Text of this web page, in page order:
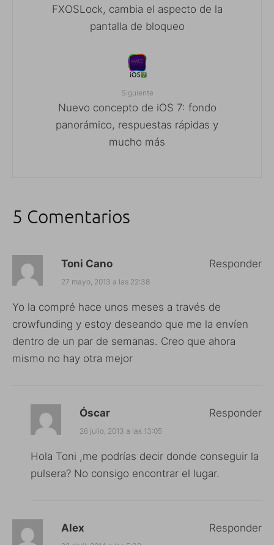
FXOSLock, cambia el aspecto de la
pantalla de bloqueo
Siguiente
Nuevo concepto de iOS 7: fondo
panorámico, respuestas rápidas y
mucho más
5 Comentarios
Toni Cano
27 mayo, 2013 a las 22:38
Yo la compré hace unos meses a través de
crowfunding y estoy deseando que me la envíen
dentro de un par de semanas. Creo que ahora
mismo no hay otra mejor
Responder
Óscar
26 julio, 2013 a las 13:05
Hola Toni ,me podrías decir donde conseguir la
pulsera? No consigo encontrar el lugar.
Responder
Alex Responder